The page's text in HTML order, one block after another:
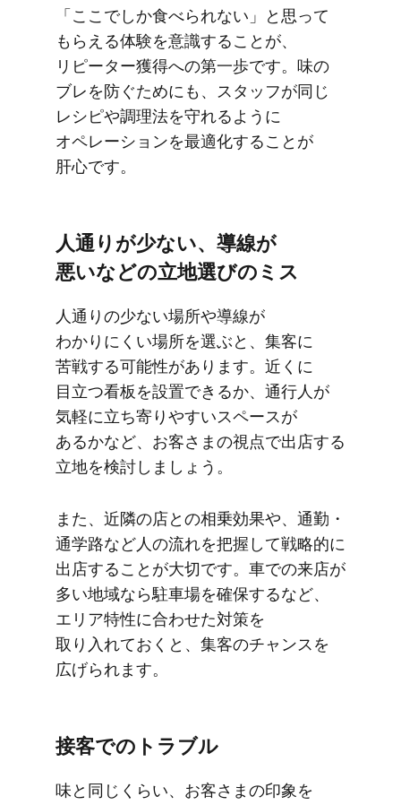
「ここでしか​食べられない」と​思って​
もらえる​体験を​意識する​ことが、​
リピーター獲得への​第一歩です。​味の​
ブレを​防ぐ​ためにも、​スタッフが​同じ​
レシピや​調理法を​守れるように​
オペレーションを​最適化する​ことが​
肝心です。
人通りが​少ない、​導線が​
悪いなどの​立地選びの​ミス
人通りの​少ない​場所や​導線が​
わかりにくい場所を​選ぶと、​集客に​
苦戦する​可能性が​あります。​近くに​
目立つ看板を​設置できるか、​通行人が​
気軽に​立ち寄りやすい​スペースが​
あるかなど、​お客さまの​視点で​出店する​
立地を​検討しましょう。
また、​近隣の​店との​相乗効果や、​通勤・
通学路など​人の​流れを​把握して​戦略的に​
出店する​ことが​大切です。​車での​来店が​
多い​地域なら駐車場を​確保するなど、​
エリア特性に​合わせた​対策を​
取り入れておくと、​集客の​チャンスを​
広げられます。
接客での​トラブル
味と​同じくらい、​お客さまの​印象を​